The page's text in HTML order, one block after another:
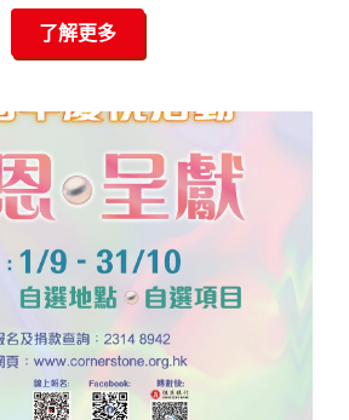
了解更多